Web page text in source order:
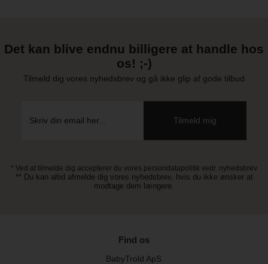
Det kan blive endnu billigere at handle hos
os! ;-)
Tilmeld dig vores nyhedsbrev og gå ikke glip af gode tilbud
* Ved at tilmelde dig accepterer du vores persondatapolitik vedr. nyhedsbrev
** Du kan altid afmelde dig vores nyhedsbrev, hvis du ikke ønsker at
modtage dem længere.
Find os
BabyTrold ApS